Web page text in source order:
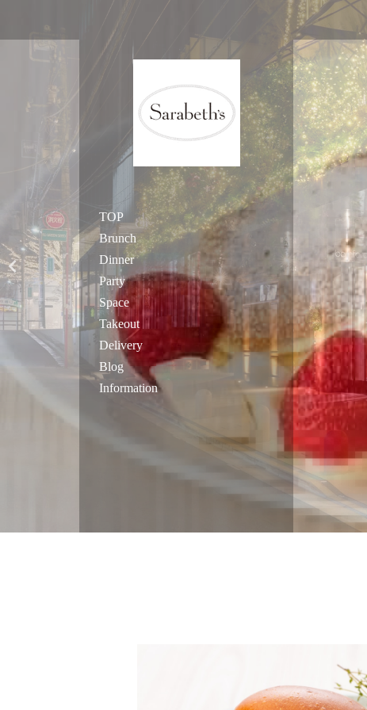
TOP
Brunch
Dinner
Party
Space
Takeout
Delivery
Blog
Information